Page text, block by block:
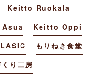
Keitto Ruokala
Keitto Oppi
もりねき食堂
り工房